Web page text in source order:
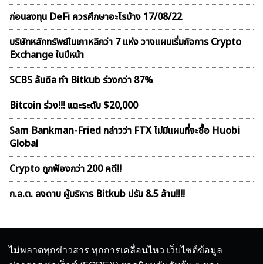
ก่อนลงทุน DeFi ควรศึกษาอะไรบ้าง 17/08/22
บริษัทหลักทรัพย์ในเกาหลีกว่า 7 แห่ง วางแผนเริ่มกิจการ Crypto
Exchange ในปีหน้า
SCBS ล้มดีล ทำ Bitkub ร่วงกว่า 87%
Bitcoin ร่วง!!! เเตะระดับ $20,000
Sam Bankman-Fried กล่าวว่า FTX ไม่มีแผนที่จะซื้อ Huobi
Global
Crypto ถูกฟ้องกว่า 200 คดี!!
ก.ล.ต. ลงดาบ ผู้บริหาร Bitkub ปรับ 8.5 ล้าน!!!!
ไม่พลาดทุกข่าวสาร ทุกการเคลื่อนไหว เว็บไซต์ข้อมูล